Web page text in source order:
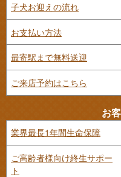
子犬お迎えの流れ
お支払い方法
最寄駅まで無料送迎
ご来店予約はこちら
お
業界最長1年間生命保障
ご高齢者様向け終生サポー
ト